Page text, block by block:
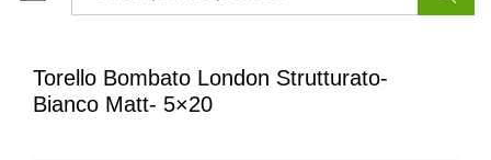
Torello Bombato London Strutturato-
Bianco Matt- 5×20